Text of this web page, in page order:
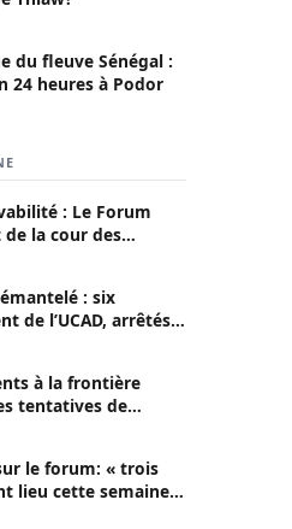
du fleuve Sénégal :
24 heures à Podor
: Le Forum
la cour des
: six
de l’UCAD, arrêtés à
avoir propagé le
à la frontière
tentatives de
le forum: « trois
lieu cette semaine à